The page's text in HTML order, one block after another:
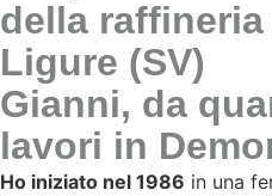
della raffineria
Ligure (SV)
Gianni, da
lavori in
Ho iniziato nel 1986 in una